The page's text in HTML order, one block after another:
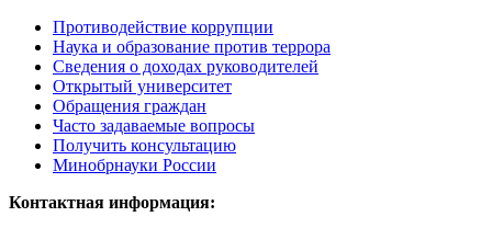
Противодействие коррупции
Наука и образование против террора
Сведения о доходах руководителей
Открытый университет
Обращения граждан
Часто задаваемые вопросы
Получить консультацию
Минобрнауки России
Контактная информация: